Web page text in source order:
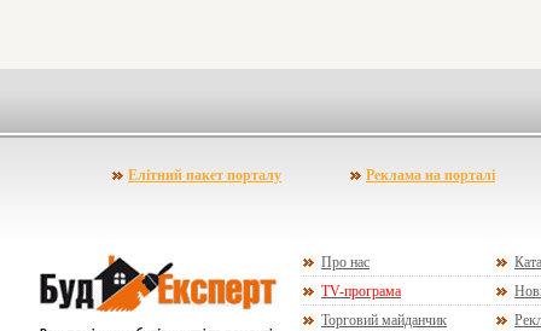
Елітний пакет порталу Реклама на порталі
Про нас
TV-програма
Торговий майданчик